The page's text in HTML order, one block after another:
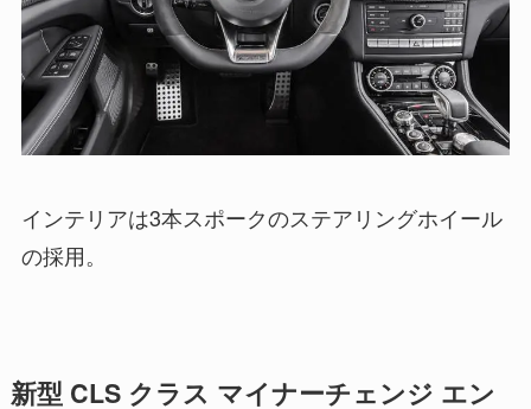
インテリアは3本スポークのステアリングホイール
の採用。
新型 CLS クラス マイナーチェンジ エン